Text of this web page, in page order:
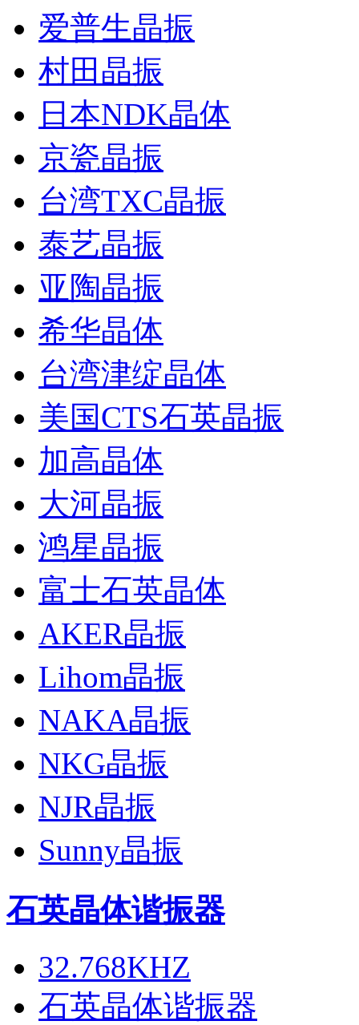
爱普生晶振
村田晶振
日本NDK晶体
京瓷晶振
台湾TXC晶振
泰艺晶振
亚陶晶振
希华晶体
台湾津绽晶体
美国CTS石英晶振
加高晶体
大河晶振
鸿星晶振
富士石英晶体
AKER晶振
Lihom晶振
NAKA晶振
NKG晶振
NJR晶振
Sunny晶振
石英晶体谐振器
32.768KHZ
石英晶体谐振器